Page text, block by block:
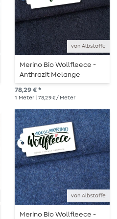
von Albstoffe
Merino Bio Wollfleece -
Anthrazit Melange
78,29 € *
1 Meter | 78,29 € / Meter
von Albstoffe
Merino Bio Wollfleece -